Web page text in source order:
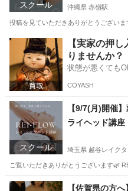
スクール 沖縄県 赤嶺駅
投稿を見ていただきありがとうござい
沖縄 宮古郡 赤嶺駅 美容
【実家の押
りませんか？
状態が悪くても
COYASH
スクール
【9/7(月)開催
ライヘッド講座
埼玉県 越谷レイク
ご覧いただきありがとうございます🌿
埼玉 川越市 越谷レイクタウン
【佐賀県の方